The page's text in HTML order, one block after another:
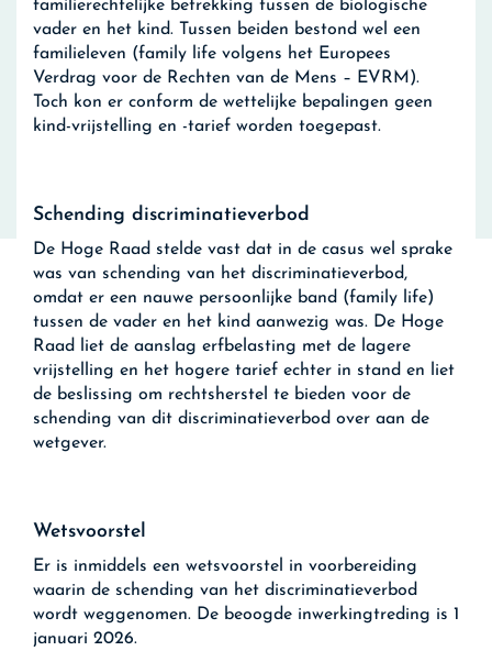
familierechtelijke betrekking tussen de biologische
vader en het kind. Tussen beiden bestond wel een
familieleven (family life volgens het Europees
Verdrag voor de Rechten van de Mens – EVRM).
Toch kon er conform de wettelijke bepalingen geen
kind-vrijstelling en -tarief worden toegepast.
Schending discriminatieverbod
De Hoge Raad stelde vast dat in de casus wel sprake
was van schending van het discriminatieverbod,
omdat er een nauwe persoonlijke band (family life)
tussen de vader en het kind aanwezig was. De Hoge
Raad liet de aanslag erfbelasting met de lagere
vrijstelling en het hogere tarief echter in stand en liet
de beslissing om rechtsherstel te bieden voor de
schending van dit discriminatieverbod over aan de
wetgever.
Wetsvoorstel
Er is inmiddels een wetsvoorstel in voorbereiding
waarin de schending van het discriminatieverbod
wordt weggenomen. De beoogde inwerkingtreding is 1
januari 2026.